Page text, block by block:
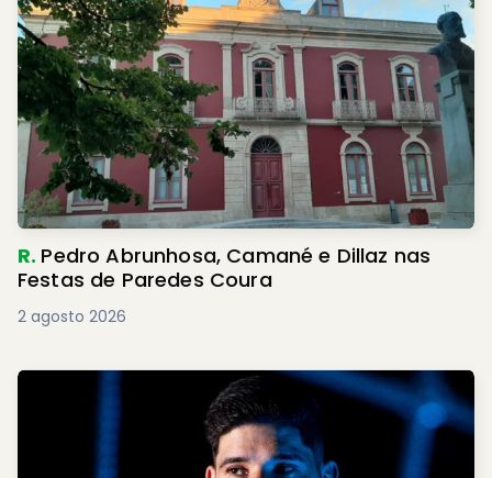
R. Pedro Abrunhosa, Camané e Dillaz nas
Festas de Paredes Coura
2 agosto 2026